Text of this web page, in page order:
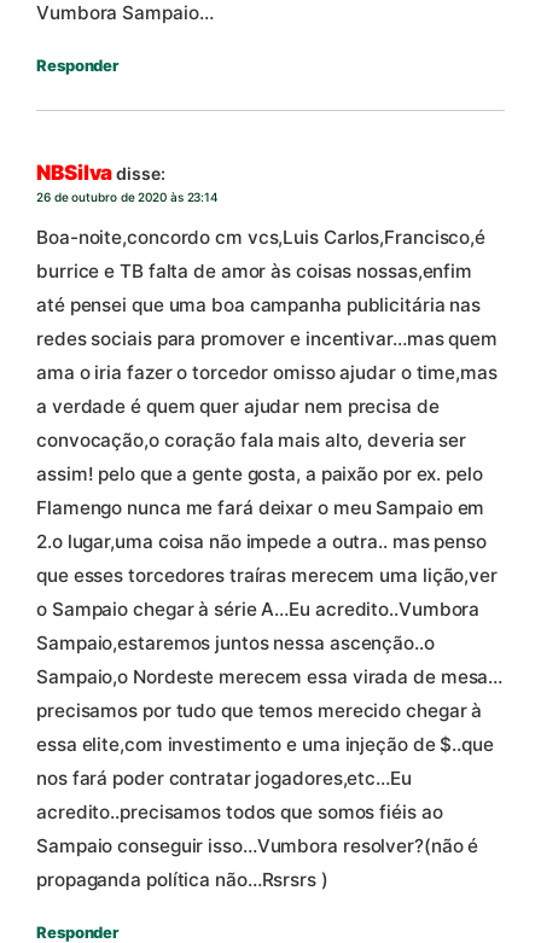
Vumbora Sampaio…
Responder
NBSilvadisse:
26 de outubro de 2020 às 23:14
Boa-noite,concordo cm vcs,Luis Carlos,Francisco,é
burrice e TB falta de amor às coisas nossas,enfim
até pensei que uma boa campanha publicitária nas
redes sociais para promover e incentivar…mas quem
ama o iria fazer o torcedor omisso ajudar o time,mas
a verdade é quem quer ajudar nem precisa de
convocação,o coração fala mais alto, deveria ser
assim! pelo que a gente gosta, a paixão por ex. pelo
Flamengo nunca me fará deixar o meu Sampaio em
2.o lugar,uma coisa não impede a outra.. mas penso
que esses torcedores traíras merecem uma lição,ver
o Sampaio chegar à série A…Eu acredito..Vumbora
Sampaio,estaremos juntos nessa ascenção..o
Sampaio,o Nordeste merecem essa virada de mesa…
precisamos por tudo que temos merecido chegar à
essa elite,com investimento e uma injeção de $..que
nos fará poder contratar jogadores,etc…Eu
acredito..precisamos todos que somos fiéis ao
Sampaio conseguir isso…Vumbora resolver?(não é
propaganda política não…Rsrsrs )
Responder